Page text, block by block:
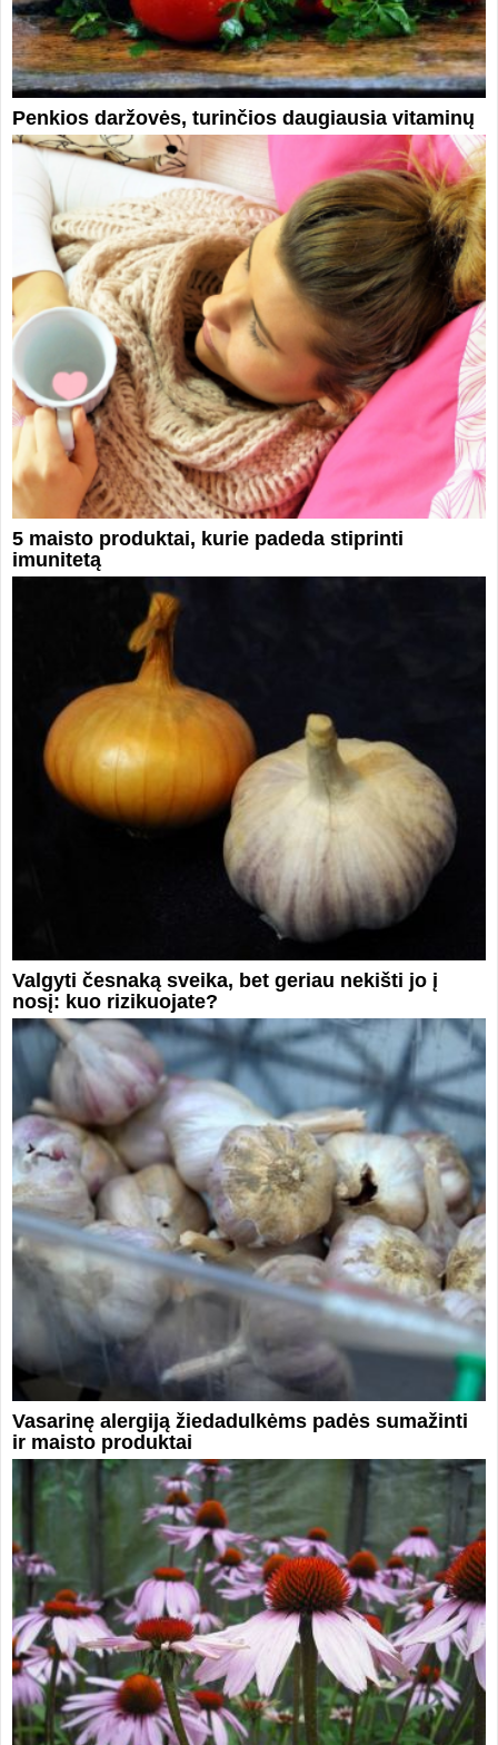
Penkios daržovės, turinčios daugiausia vitaminų
5 maisto produktai, kurie padeda stiprinti
imunitetą
Valgyti česnaką sveika, bet geriau nekišti jo į
nosį: kuo rizikuojate?
Vasarinę alergiją žiedadulkėms padės sumažinti
ir maisto produktai